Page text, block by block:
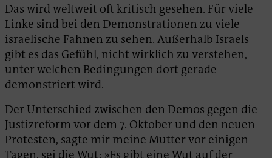
Das wird weltweit oft kritisch gesehen. Für viele
Linke sind bei den Demonstrationen zu viele
israelische Fahnen zu sehen. Außerhalb Israels
gibt es das Gefühl, nicht wirklich zu verstehen,
unter welchen Bedingungen dort gerade
demonstriert wird.
Der Unterschied zwischen den Demos gegen die
Justizreform vor dem 7. Oktober und den neuen
Protesten, sagte mir meine Mutter vor einigen
Tagen, sei die Wut: »Es gibt eine Wut auf der